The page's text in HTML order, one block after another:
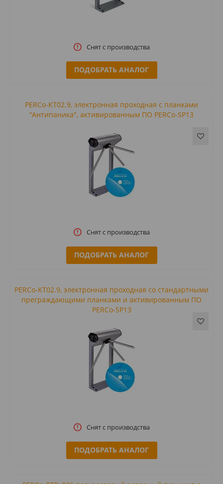
Снят с производства
ПОДОБРАТЬ АНАЛОГ
PERCo-KT02.9, электронная проходная с планками
"Антипаника", активированным ПО PERCo-SP13
Снят с производства
ПОДОБРАТЬ АНАЛОГ
PERCo-KT02.9, электронная проходная со стандартными
преграждающими планками и активированным ПО
PERCo-SP13
Снят с производства
ПОДОБРАТЬ АНАЛОГ